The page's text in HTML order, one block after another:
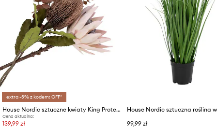
extra -5% z kodem: OFF*
House Nordic sztuczne kwiaty King Protea Bouquet
Cena aktualna:
139,99 zł 99,99 zł